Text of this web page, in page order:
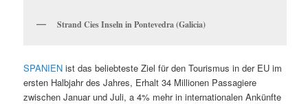
Strand Cies Inseln in Pontevedra (Galicia)
SPANIENist das beliebteste Ziel für den Tourismus in der EU im
ersten Halbjahr des Jahres, Erhalt 34 Millionen Passagiere
zwischen Januar und Juli, a 4% mehr in internationalen Ankünfte